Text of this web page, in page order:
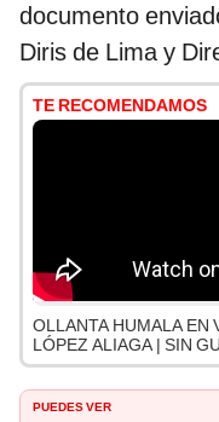
documento
Diris de Lima y
TE RECOMENDAMOS
OLLANTA HUMALA EN
LÓPEZ ALIAGA | SIN
PUEDES VER